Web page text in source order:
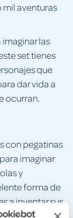
mil aventuras
las
set tienes
que
dar vida a
ocurran.
con pegatinas
imaginar
y
forma de
a inventar sus